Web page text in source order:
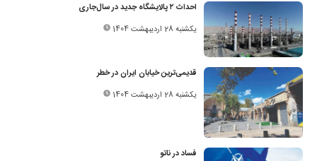
احداث ۲ پالایشگاه جدید در سال‌جاری
یکشنبه 28 اردیبهشت 1404
قدیمی‌ترین خیابان ایران در خطر
یکشنبه 28 اردیبهشت 1404
فساد در ناتو